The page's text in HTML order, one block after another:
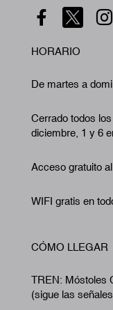
HORARIO
De martes a
Cerrado todos
diciembre, 1 y 6
Acceso gratuito
WIFI gratis en
CÓMO LLEGAR
TREN: Móstoles
(sigue las